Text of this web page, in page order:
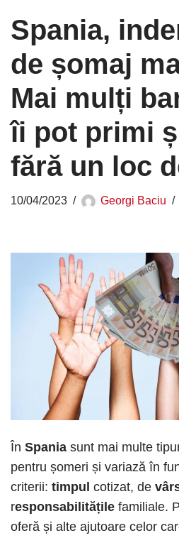
Spania,
de șomaj
Mai mulți
îi pot primi
fără un loc
10/04/2023 Georgi Baciu
În Spania sunt mai multe
pentru șomeri și variază în
criterii: timpul cotizat, de
responsabilitățile familiale.
oferă și alte ajutoare celor